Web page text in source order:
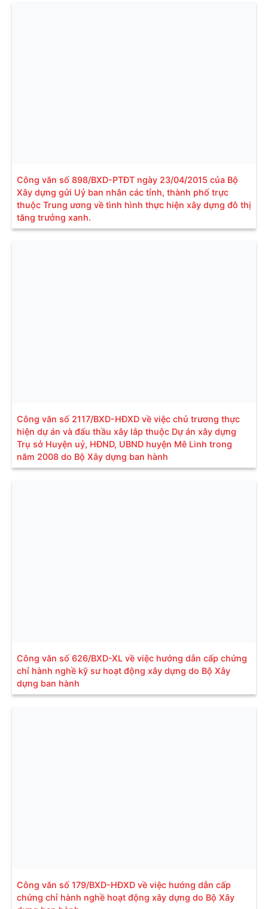
Công văn số 898/BXD-PTĐT ngày 23/04/2015 của Bộ
Xây dựng gửi Uỷ ban nhân các tỉnh, thành phố trực
thuộc Trung ương về tình hình thực hiện xây dựng đô thị
tăng trưởng xanh.
Công văn số 2117/BXD-HĐXD về việc chủ trương thực
hiện dự án và đấu thầu xây lắp thuộc Dự án xây dựng
Trụ sở Huyện uỷ, HĐND, UBND huyện Mê Linh trong
năm 2008 do Bộ Xây dựng ban hành
Công văn số 626/BXD-XL về việc hướng dẫn cấp chứng
chỉ hành nghề kỹ sư hoạt động xây dựng do Bộ Xây
dựng ban hành
Công văn số 179/BXD-HĐXD về việc hướng dẫn cấp
chứng chỉ hành nghề hoạt động xây dựng do Bộ Xây